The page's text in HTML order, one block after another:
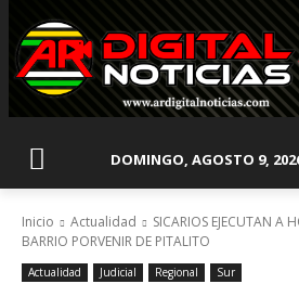
DOMINGO, AGOSTO 9,
Inicio Actualidad
SICARIOS EJECUTAN A
BARRIO PORVENIR DE PITALITO
Actualidad Judicial Regional Sur